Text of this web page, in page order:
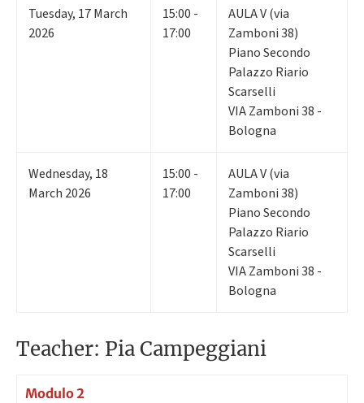
Tuesday, 17March
2026
15:00 -
17:00
AULA V (via
Zamboni 38)
Piano Secondo
Palazzo Riario
Scarselli
VIA Zamboni 38 -
Bologna
Wednesday, 18
March 2026
15:00 -
17:00
AULA V (via
Zamboni 38)
Piano Secondo
Palazzo Riario
Scarselli
VIA Zamboni 38 -
Bologna
Teacher: Pia Campeggiani
Modulo 2